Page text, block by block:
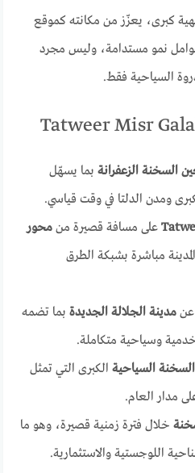
كبرى، يعزّز من مكانته كموقع
نمو مستدامة، وليس مجرد
السياحية فقط.
السخنة الزعفرانة بما يسهّل
ومدن الدلتا في وقت قياسي.
على مسافة قصيرة منمحور
مباشرة بشبكة الطرق
عنمدينة الجلالة الجديدة بما تضمه
وسياحية متكاملة.
السياحية الكبرى التي تمثل
مدار العام.
خلال فترة زمنية قصيرة، وهو ما
اللوجستية والاستثمارية.